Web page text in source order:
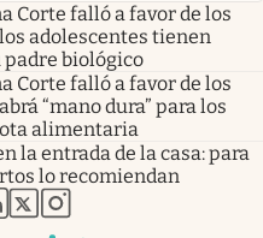
Corte falló a favor de los
adolescentes tienen
padre biológico
Corte falló a favor de los
“mano dura” para los
alimentaria
la entrada de la casa: para
lo recomiendan
nueva pestaña
en nueva pestaña
abre en nueva pestaña
abre en nueva pestaña
abre en nueva pestaña